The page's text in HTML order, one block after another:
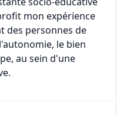
mon expérience
des personnes de
le bien
au sein d'une